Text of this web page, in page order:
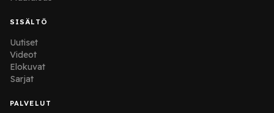
SISÄLTÖ
Uutiset
Videot
Elokuvat
Sarjat
PALVELUT